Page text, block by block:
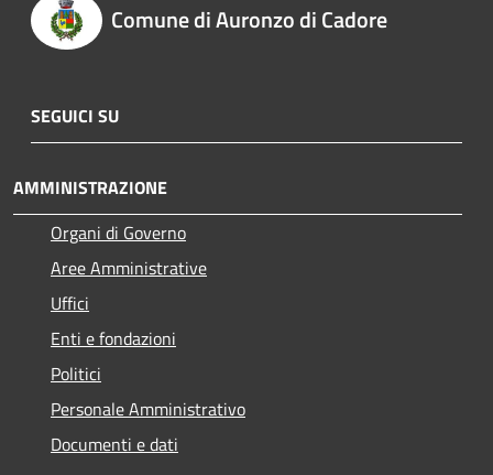
Comune di Auronzo di Cadore
SEGUICI SU
AMMINISTRAZIONE
Organi di Governo
Aree Amministrative
Uffici
Enti e fondazioni
Politici
Personale Amministrativo
Documenti e dati